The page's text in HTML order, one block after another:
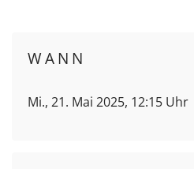
WANN
Mi., 21. Mai 2025, 12:15 Uhr